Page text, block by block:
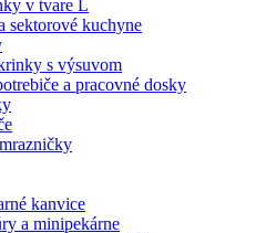
v tvare L
sektorové kuchyne
s výsuvom
a pracovné dosky
kanvice
a minipekárne